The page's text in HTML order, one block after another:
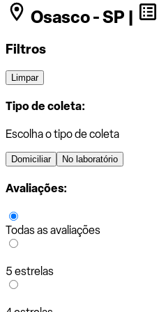
Osasco - SP |
Filtros
Limpar
Tipo de coleta:
Escolha o tipo de coleta
Domiciliar No laboratório
Avaliações:
Todas as avaliações
5 estrelas